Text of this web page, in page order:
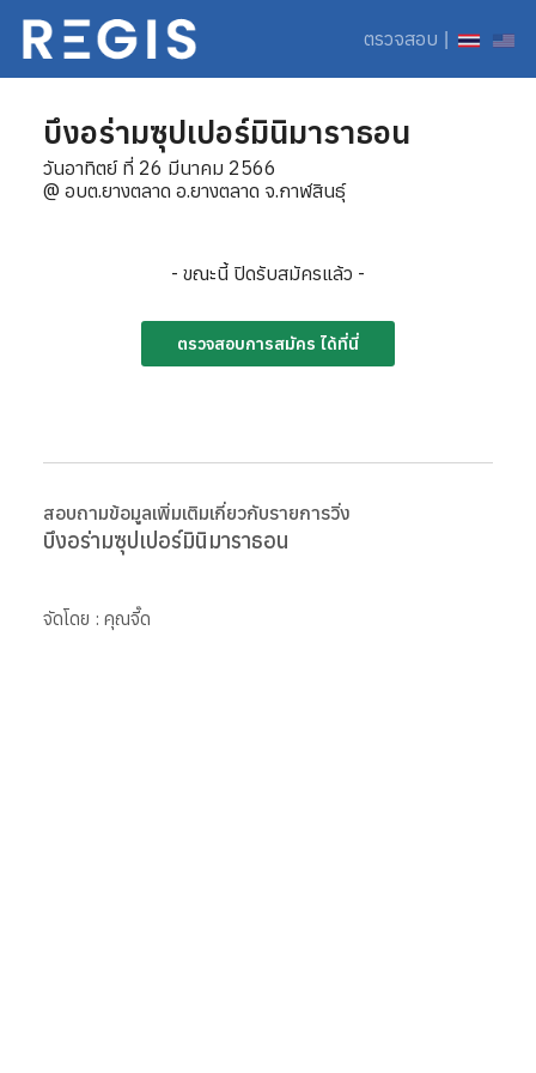
ตรวจสอบ
บึงอร่ามซุปเปอร์มินิมาราธอน
วันอาทิตย์ ที่ 26 มีนาคม 2566
@ อบต.ยางตลาด อ.ยางตลาด จ.กาฬสินธุ์
- ขณะนี้ ปิดรับสมัครแล้ว -
ตรวจสอบการสมัคร ได้ที่นี่
สอบถามข้อมูลเพิ่มเติมเกี่ยวกับรายการวิ่ง
บึงอร่ามซุปเปอร์มินิมาราธอน
จัดโดย : คุณจี๊ด